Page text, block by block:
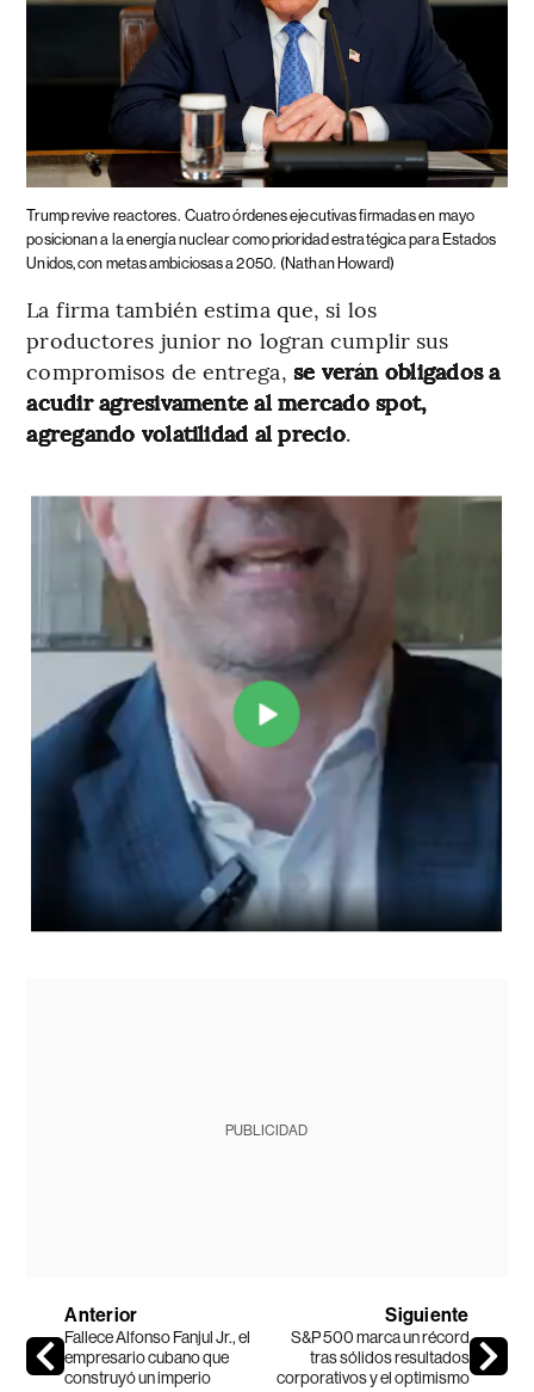
Trump revive reactores. Cuatro órdenes ejecutivas firmadas en mayo
posicionan a la energía nuclear como prioridad estratégica para Estados
Unidos, con metas ambiciosas a 2050. (Nathan Howard)
La firma también estima que, si los
productores junior no logran cumplir sus
compromisos de entrega, se verán obligados a
acudir agresivamente al mercado spot,
agregando volatilidad al precio.
PUBLICIDAD
Anterior
Fallece Alfonso Fanjul Jr., el
empresario cubano que
construyó un imperio
Siguiente
S&P 500 marca un récord
tras sólidos resultados
corporativos y el optimismo